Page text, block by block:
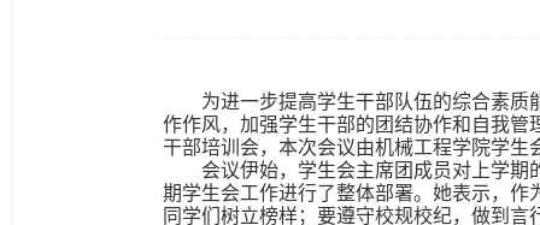
为进一步提高学生干部队伍的综合素
作作风，加强学生干部的团结协作和自我
干部培训会，本次会议由机械工程学院学
会议伊始，学生会主席团成员对上学
期学生会工作进行了整体部署。她表示，
同学们树立榜样；要遵守校规校纪，做到